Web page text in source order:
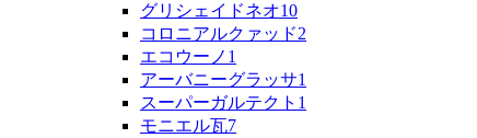
グリシェイドネオ10
コロニアルクァッド2
エコウーノ 1
アーバニーグラッサ1
スーパーガルテクト 1
モニエル瓦7